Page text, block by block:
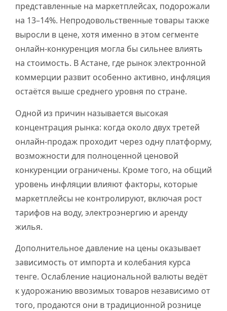
представленные на маркетплейсах, подорожали
на 13–14%. Непродовольственные товары также
выросли в цене, хотя именно в этом сегменте
онлайн-конкуренция могла бы сильнее влиять
на стоимость. В Астане, где рынок электронной
коммерции развит особенно активно, инфляция
остаётся выше среднего уровня по стране.
Одной из причин называется высокая
концентрация рынка: когда около двух третей
онлайн-продаж проходит через одну платформу,
возможности для полноценной ценовой
конкуренции ограничены. Кроме того, на общий
уровень инфляции влияют факторы, которые
маркетплейсы не контролируют, включая рост
тарифов на воду, электроэнергию и аренду
жилья.
Дополнительное давление на цены оказывает
зависимость от импорта и колебания курса
тенге. Ослабление национальной валюты ведёт
к удорожанию ввозимых товаров независимо от
того, продаются они в традиционной рознице